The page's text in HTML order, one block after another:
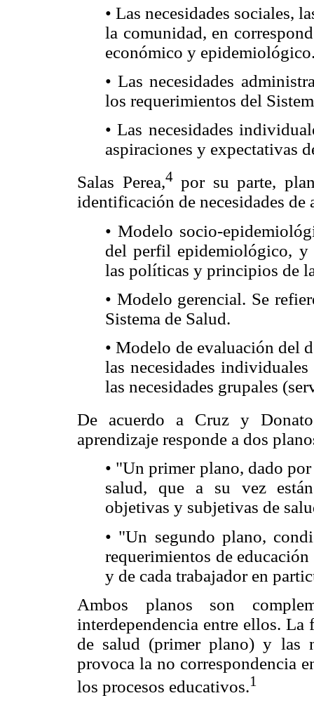
• Las necesidades sociales,
la comunidad, en
económico y
• Las necesidades
los requerimientos del
• Las necesidades
aspiraciones y expectativas
Salas Perea,4por su parte,
identificación de necesidades de
• Modelo socio-
del perfil epidemiológico, y
las políticas y principios de
• Modelo gerencial. Se
Sistema de Salud.
• Modelo de evaluación del
las necesidades
las necesidades grupales
De acuerdo a Cruz y
aprendizaje responde a dos
• "Un primer plano, dado
salud, que a su vez
objetivas y subjetivas de
• "Un segundo plano,
requerimientos de
y de cada trabajador en
Ambos planos son
interdependencia entre ellos. La
de salud (primer plano) y las
provoca la no correspondencia
los procesos educativos.1